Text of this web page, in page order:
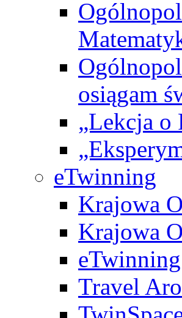
osiągam
„Lekcja o
eTwinning
Krajowa
Krajowa
eTwinning
Travel